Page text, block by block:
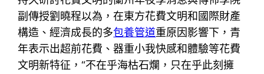
副傳授劉曉程以為，在東方花費文明和國際財產
構造、經濟成長的多包養管道重原因影響下，青
年表示出超前花費、器重小我快感和體驗等花費
文明新特征，“不在乎海枯石爛，只在乎此刻擁